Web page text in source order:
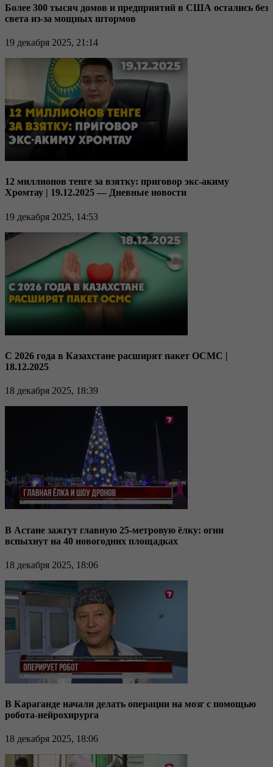
Более 300 тысяч домов и предприятий в США остались без
света из-за мощных штормов
19 декабря 2025, 21:14
12 миллионов тенге за взятку: приговор экс-акиму
Хромтау | 19.12.2025 — Дневные новости
19 декабря 2025, 14:53
С 2026 года в Казахстане расширят пакет ОСМС |
18.12.2025
18 декабря 2025, 18:39
В Астане зажгут главную 25-метровую ёлку: огни
вспыхнут на 40 новогодних площадках
18 декабря 2025, 18:06
В Караганде начали делать операции на мозг с помощью
робота-нейрохирурга
18 декабря 2025, 18:06